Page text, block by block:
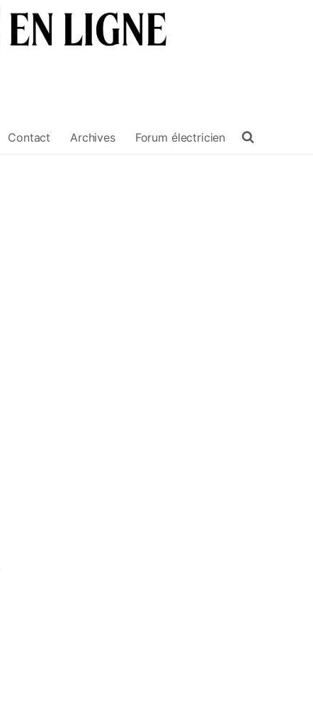
Contact Archives Forum électricien